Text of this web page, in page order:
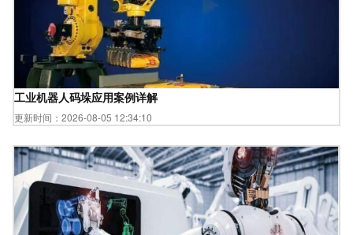
工业机器人码垛应用案例详解
更新时间：2026-08-05 12:34:10